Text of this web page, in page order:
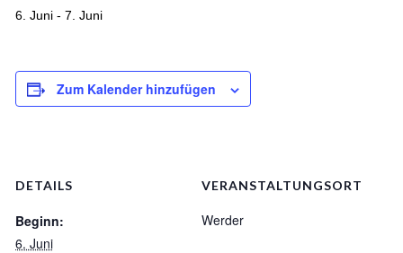
6. Juni- 7. Juni
Zum Kalender hinzufügen
DETAILS
Beginn:
6. Juni
VERANSTALTUNGSORT
Werder